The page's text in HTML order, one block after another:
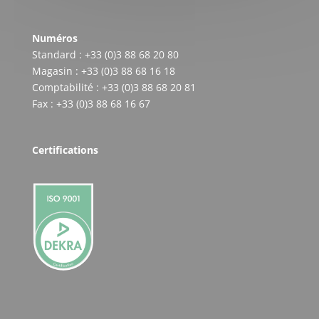
Numéros
Standard : +33 (0)3 88 68 20 80
Magasin : +33 (0)3 88 68 16 18
Comptabilité : +33 (0)3 88 68 20 81
Fax : +33 (0)3 88 68 16 67
Certifications